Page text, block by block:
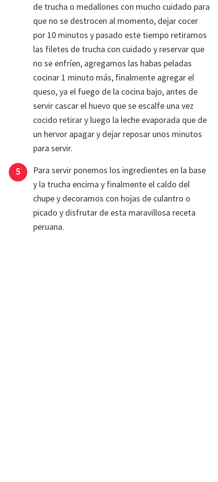
de trucha o medallones con mucho cuidado para
que no se destrocen al momento, dejar cocer
por 10 minutos y pasado este tiempo retiramos
las filetes de trucha con cuidado y reservar que
no se enfríen, agregamos las habas peladas
cocinar 1 minuto más, finalmente agregar el
queso, ya el fuego de la cocina bajo, antes de
servir cascar el huevo que se escalfe una vez
cocido retirar y luego la leche evaporada que de
un hervor apagar y dejar reposar unos minutos
para servir.
Para servir ponemos los ingredientes en la base
y la trucha encima y finalmente el caldo del
chupe y decoramos con hojas de culantro o
picado y disfrutar de esta maravillosa receta
peruana.